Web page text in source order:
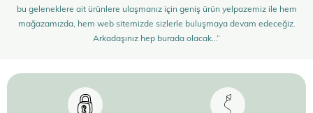
bu geleneklere ait ürünlere ulaşmanız için geniş ürün yelpazemiz ile hem
mağazamızda, hem web sitemizde sizlerle buluşmaya devam edeceğiz.
Arkadaşınız hep burada olacak…”